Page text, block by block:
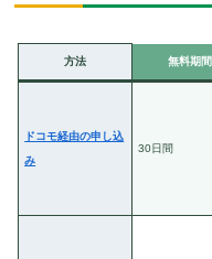
方法 無料期間
ドコモ経由の申し込
み
30日間